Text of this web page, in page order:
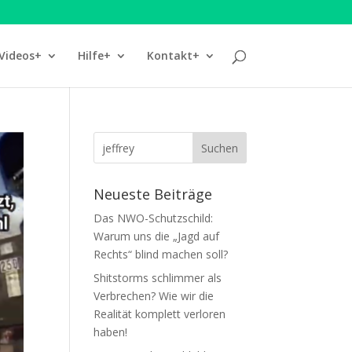
Hilfe+ Kontakt+
Neueste Beiträge
Das NWO-Schutzschild:
Warum uns die „Jagd auf
Rechts“ blind machen soll?
Shitstorms schlimmer als
Verbrechen? Wie wir die
Realität komplett verloren
haben!